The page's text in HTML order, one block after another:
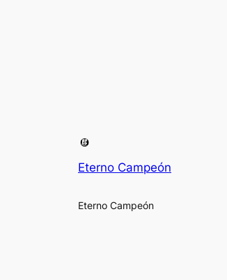
Eterno Campeón
Eterno Campeón